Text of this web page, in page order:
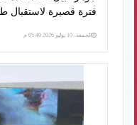
فترة قصيرة لاستقبال
الجمعة، 10 يوليو 2026 05:40 م